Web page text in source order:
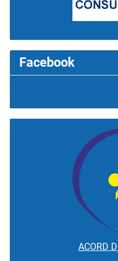
Facebook
ACORD